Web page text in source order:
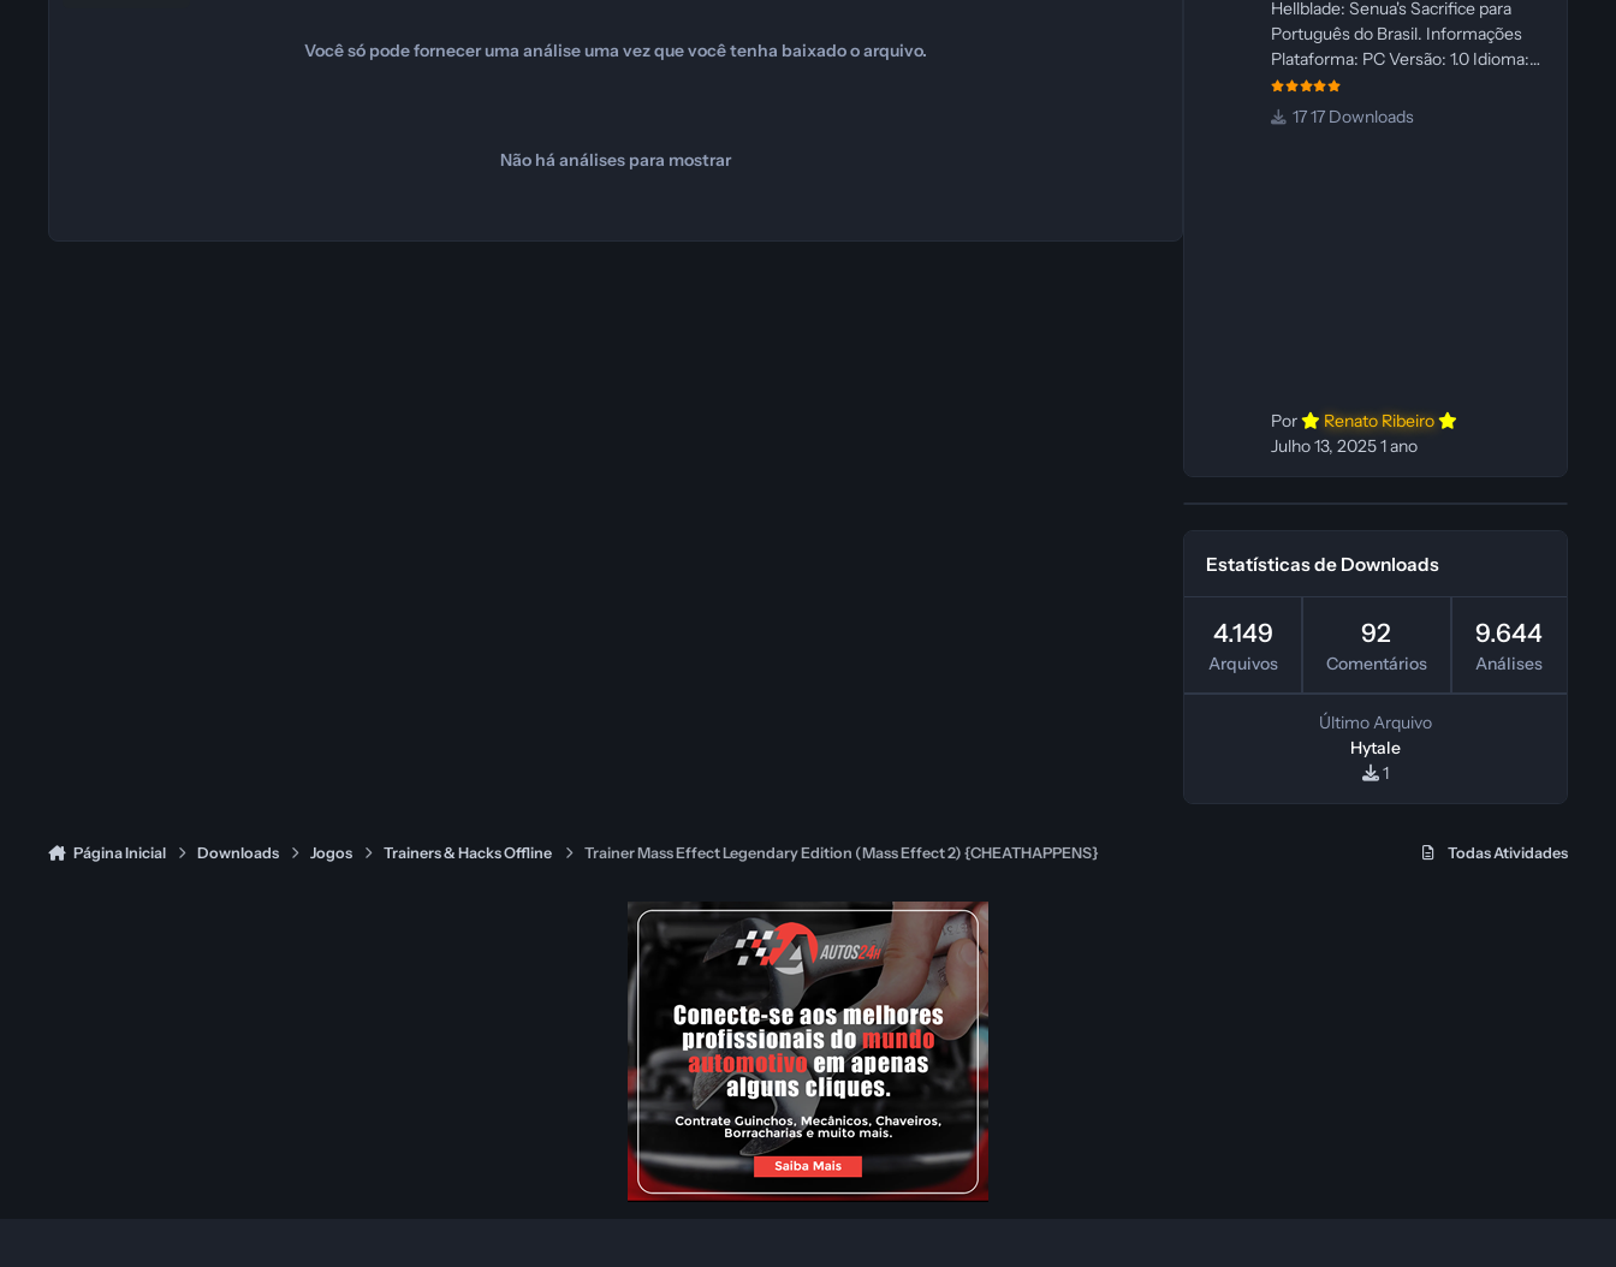
Você só pode fornecer uma análise uma vez que você tenha baixado o arquivo.
Não há análises para mostrar
Hellblade: Senua's Sacrifice para
Português do Brasil. Informações
Plataforma: PC Versão: 1.0 Idioma:
Português‑BR Versão Suportada:
Steam Idioma Suportado: Inglês
17 Downloads
Por
Renato Ribeiro
Julho 13, 20251 ano
Estatísticas de Downloads
4.149
Arquivos
92
Comentários
9.644
Análises
Último Arquivo
Hytale
1
Página Inicial Downloads Jogos Trainers & Hacks Offline Trainer Mass Effect Legendary Edition (Mass Effect 2) {CHEATHAPPENS} Todas Atividades